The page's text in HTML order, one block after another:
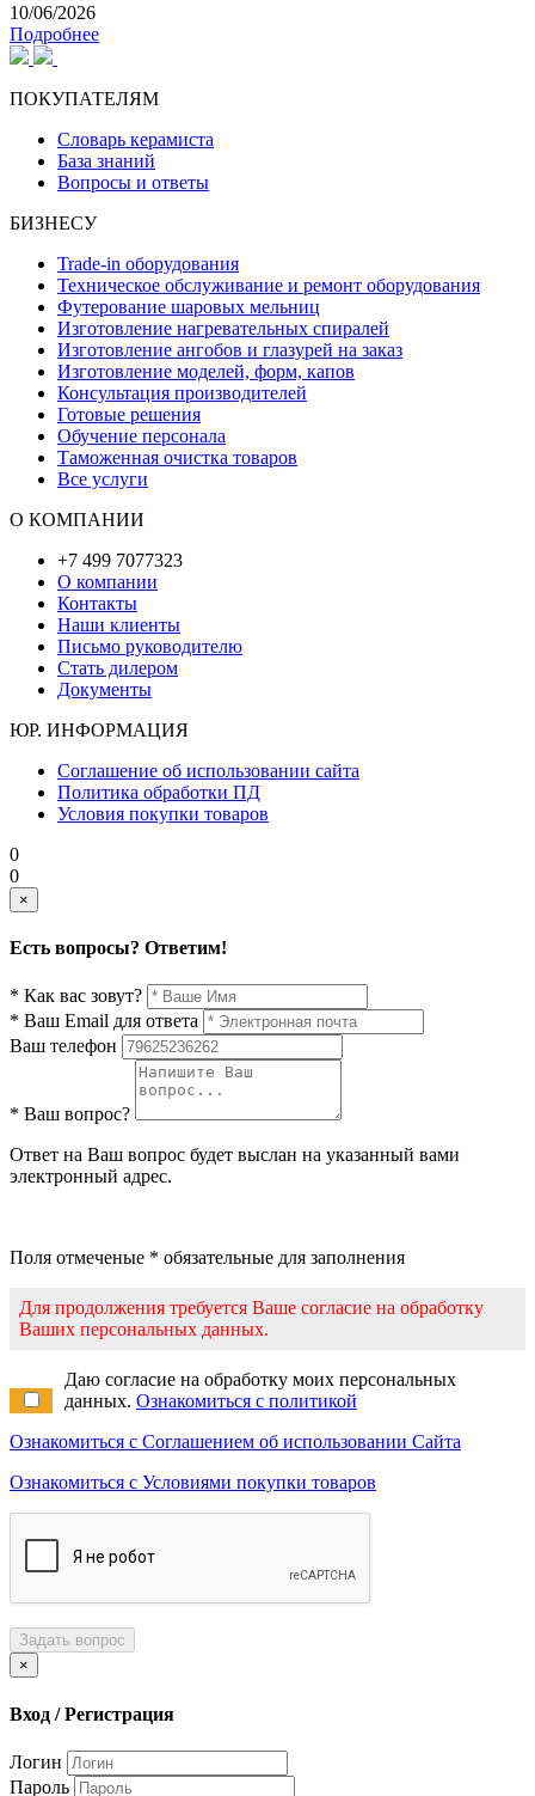
10/06/2026
Подробнее
ПОКУПАТЕЛЯМ
Словарь керамиста
База знаний
Вопросы и ответы
БИЗНЕСУ
Trade-in оборудования
Техническое обслуживание и ремонт оборудования
Футерование шаровых мельниц
Изготовление нагревательных спиралей
Изготовление ангобов и глазурей на заказ
Изготовление моделей, форм, капов
Консультация производителей
Готовые решения
Обучение персонала
Таможенная очистка товаров
Все услуги
О КОМПАНИИ
+7 499 7077323
О компании
Контакты
Наши клиенты
Письмо руководителю
Стать дилером
Документы
ЮР. ИНФОРМАЦИЯ
Соглашение об использовании сайта
Политика обработки ПД
Условия покупки товаров
0
0
×
Есть вопросы? Ответим!
* Как вас зовут?
* Ваш Email для ответа
Ваш телефон
* Ваш вопрос?
Ответ на Ваш вопрос будет выслан на указанный вами
электронный адрес.
Поля отмеченые * обязательные для заполнения
Для продолжения требуется Ваше согласие на обработку
Ваших персональных данных.
Даю согласие на обработку моих персональных
данных. Ознакомиться с политикой
Ознакомиться с Соглашением об использовании Сайта
Ознакомиться с Условиями покупки товаров
Задать вопрос
×
Вход / Регистрация
Логин
Пароль